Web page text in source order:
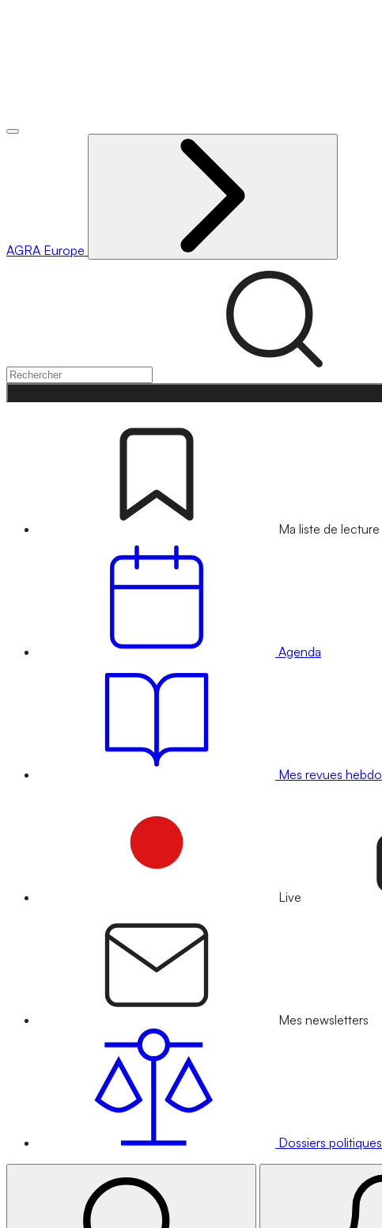
AGRA Europe
Ma liste de lecture
Agenda
Mes revues hebdo
Live
Mes newsletters
Dossiers politiques